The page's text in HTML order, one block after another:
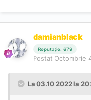
damianblack
Reputație: 679
Postat Octombrie
La 03.10.2022 la